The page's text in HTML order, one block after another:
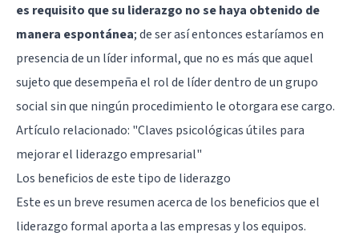
es requisito que su liderazgo no se haya obtenido de
manera espontánea; de ser así entonces estaríamos en
presencia de un líder informal, que no es más que aquel
sujeto que desempeña el rol de líder dentro de un grupo
social sin que ningún procedimiento le otorgara ese cargo.
Artículo relacionado: "Claves psicológicas útiles para
mejorar el liderazgo empresarial"
Los beneficios de este tipo de liderazgo
Este es un breve resumen acerca de los beneficios que el
liderazgo formal aporta a las empresas y los equipos.